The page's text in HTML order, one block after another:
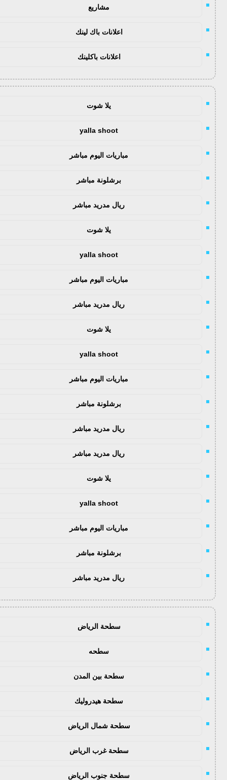
مشاريع
اعلانات باك لينك
اعلانات باكلينك
يلا شوت
yalla shoot
مباريات اليوم مباشر
برشلونة مباشر
ريال مدريد مباشر
يلا شوت
yalla shoot
مباريات اليوم مباشر
ريال مدريد مباشر
يلا شوت
yalla shoot
مباريات اليوم مباشر
برشلونة مباشر
ريال مدريد مباشر
ريال مدريد مباشر
يلا شوت
yalla shoot
مباريات اليوم مباشر
برشلونة مباشر
ريال مدريد مباشر
سطحة الرياض
سطحه
سطحة بين المدن
سطحة هيدروليك
سطحة شمال الرياض
سطحة غرب الرياض
سطحة جنوب الرياض